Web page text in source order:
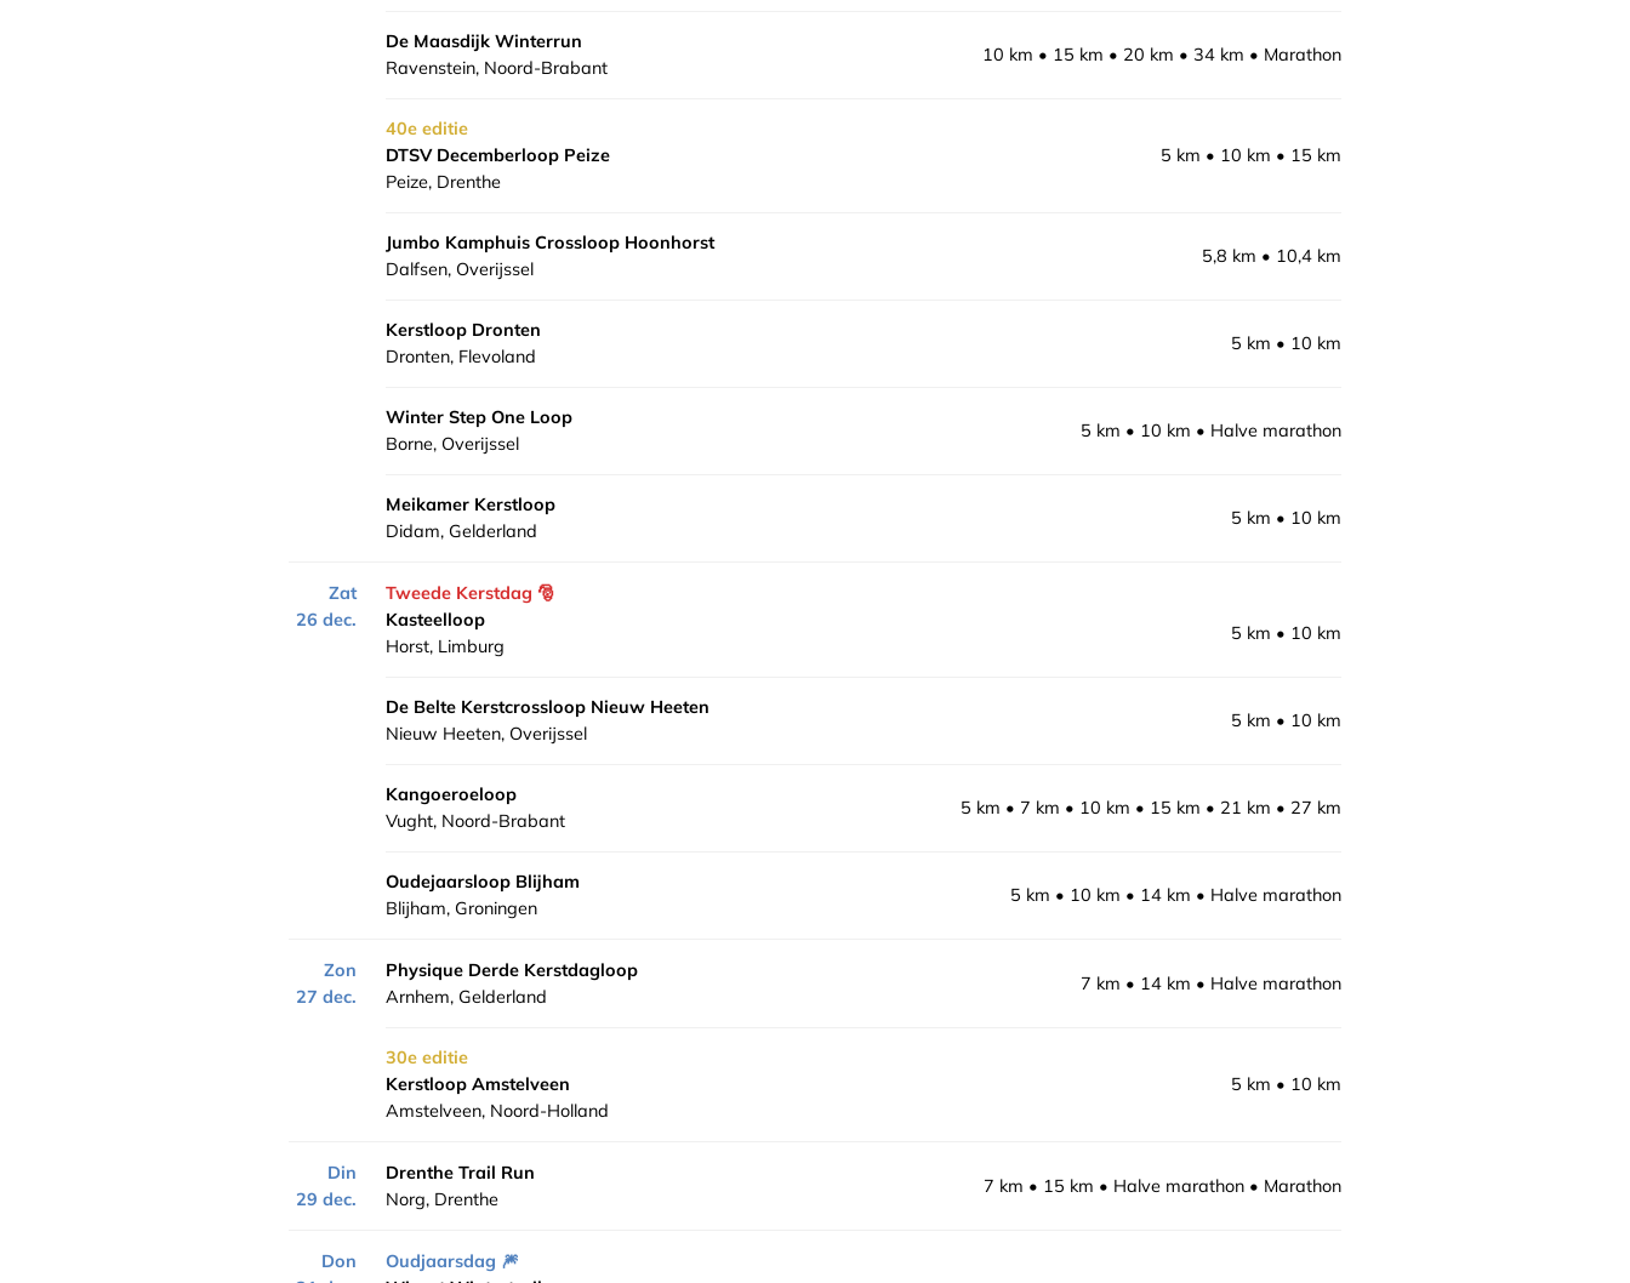
De Maasdijk Winterrun
Ravenstein, Noord-Brabant
10 km 15 km 20 km 34 km Marathon
40e editie
DTSV Decemberloop Peize
Peize, Drenthe
5 km 10 km 15 km
Jumbo Kamphuis Crossloop Hoonhorst
Dalfsen, Overijssel
5,8 km 10,4 km
Kerstloop Dronten
Dronten, Flevoland
5 km 10 km
Winter Step One Loop
Borne, Overijssel
5 km 10 km Halve marathon
Meikamer Kerstloop
Didam, Gelderland
5 km 10 km
Zat
26 dec.
Tweede Kerstdag
Kasteelloop
Horst, Limburg
5 km 10 km
De Belte Kerstcrossloop Nieuw Heeten
Nieuw Heeten, Overijssel
5 km 10 km
Kangoeroeloop
Vught, Noord-Brabant
5 km 7 km 10 km 15 km 21 km 27 km
Oudejaarsloop Blijham
Blijham, Groningen
5 km 10 km 14 km Halve marathon
Zon
27 dec.
Physique Derde Kerstdagloop
Arnhem, Gelderland
7 km 14 km Halve marathon
30e editie
Kerstloop Amstelveen
Amstelveen, Noord-Holland
5 km 10 km
Din
29 dec.
Drenthe Trail Run
Norg, Drenthe
7 km 15 km Halve marathon Marathon
Don
Oudjaarsdag